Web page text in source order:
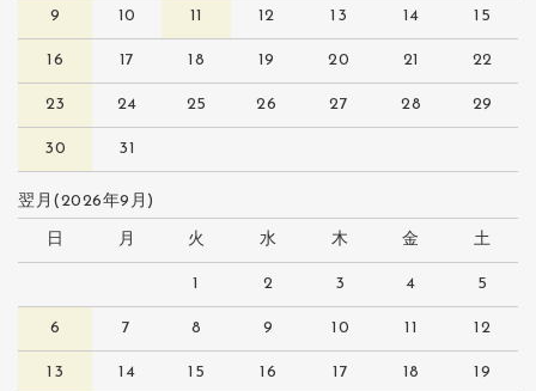
9 10 11 12 13 14 15
16 17 18 19 20 21 22
23 24 25 26 27 28 29
30 31
翌月(2026年9月)
日 月 火 水 木 金 土
1 2 3 4 5
6 7 8 9 10 11 12
13 14 15 16 17 18 19